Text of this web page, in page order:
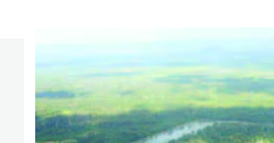
Cette
journée